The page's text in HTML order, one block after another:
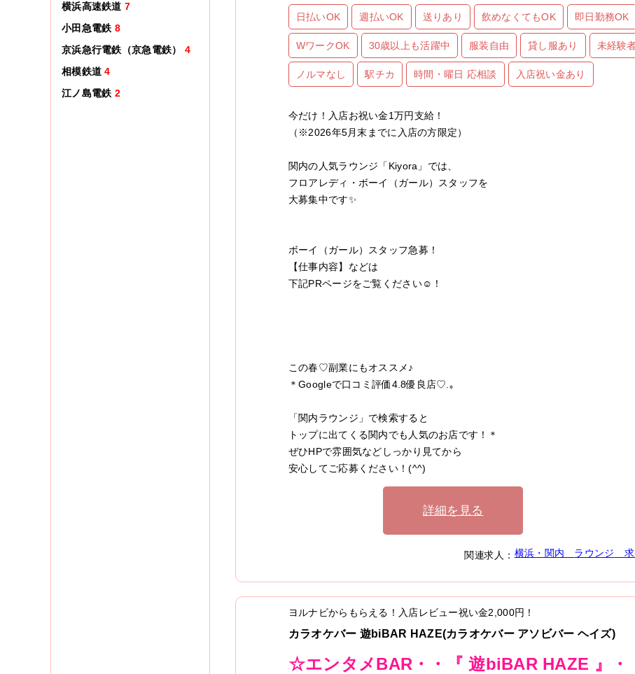
横浜高速鉄道 7
小田急電鉄 8
京浜急行電鉄（京急電鉄）
4
相模鉄道 4
江ノ島電鉄 2
日払いOK 週払いOK 送りあり 飲めなくてもOK 即日勤務OK
WワークOK 30歳以上も活躍中 服装自由 貸し服あり 未経験
ノルマなし 駅チカ 時間・曜日 応相談 入店祝い金あり
今だけ！入店お祝い金1万円支給！
（※2026年5月末までに入店の方限定）
関内の人気ラウンジ「Kiyora」では、
フロアレディ・ボーイ（ガール）スタッフを
大募集中です✨
ボーイ（ガール）スタッフ急募！
【仕事内容】などは
下記PRページをご覧ください☺️！
この春♡副業にもオススメ♪
＊Googleで口コミ評価4.8優良店♡.｡
「関内ラウンジ」で検索すると
トップに出てくる関内でも人気のお店です！＊
ぜひHPで雰囲気などしっかり見てから
安心してご応募ください！(^^)
詳細を見る
関連求人：横浜・関内 ラウンジ 求
ヨルナビからもらえる！入店レビュー祝い金2,000円 ！
カラオケバー 遊biBAR HAZE(カラオケバー アソビバー ヘイズ)
☆エンタメBAR・・『 遊biBAR HAZE 』・